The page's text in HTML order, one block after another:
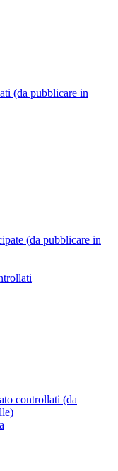
(da pubblicare in
(da pubblicare in
controllati (da